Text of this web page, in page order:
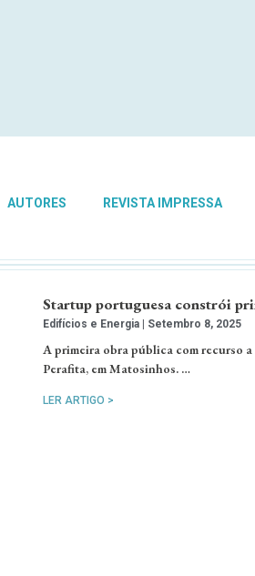
AUTORES REVISTA IMPRESSA
Startup portuguesa constrói
Edifícios e Energia Setembro 8, 2025
A primeira obra pública com recurso
Perafita, em Matosinhos. …
LER ARTIGO >